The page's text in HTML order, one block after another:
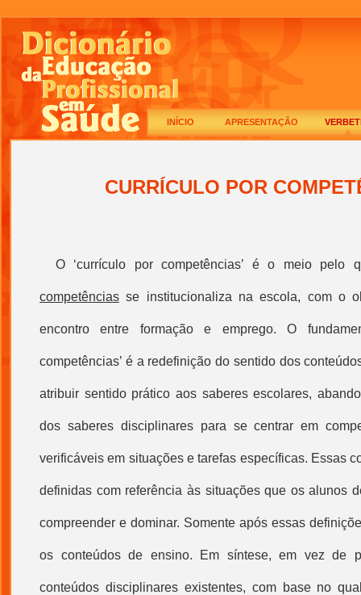
INÍCIO APRESENTAÇÃO
CURRÍCULO POR
O ‘currículo por competências’ é o meio pelo
competências se institucionaliza na escola, com o
encontro entre formação e emprego. O
competências’ é a redefinição do sentido dos
atribuir sentido prático aos saberes escolares,
dos saberes disciplinares para se centrar em
verificáveis em situações e tarefas específicas. Essas
definidas com referência às situações que os alunos
compreender e dominar. Somente após essas
os conteúdos de ensino. Em síntese, em vez de
conteúdos disciplinares existentes, com base no